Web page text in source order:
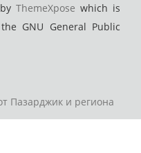
byThemeXpose which is
GNU General Public
Пазарджик и региона